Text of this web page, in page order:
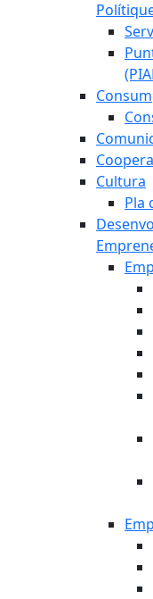
Consum
Cultura
Pla